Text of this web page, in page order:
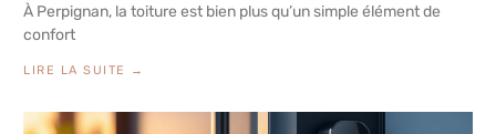
À Perpignan, la toiture est bien plus qu’un simple élément de
confort
LIRE LA SUITE →